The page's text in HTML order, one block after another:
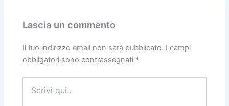
Lascia un commento
Il tuo indirizzo email non sarà pubblicato. I campi
obbligatori sono contrassegnati *
qui..